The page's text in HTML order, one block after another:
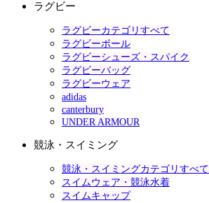
ラグビー
ラグビーカテゴリすべて
ラグビーボール
ラグビーシューズ・スパイク
ラグビーバッグ
ラグビーウェア
adidas
canterbury
UNDER ARMOUR
競泳・スイミング
競泳・スイミングカテゴリすべて
スイムウェア・競泳水着
スイムキャップ